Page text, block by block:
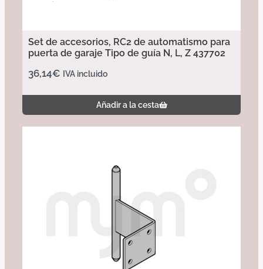
Set de accesorios, RC2 de automatismo para
puerta de garaje Tipo de guía N, L, Z 437702
36,14€ IVA incluido
Añadir a la cesta